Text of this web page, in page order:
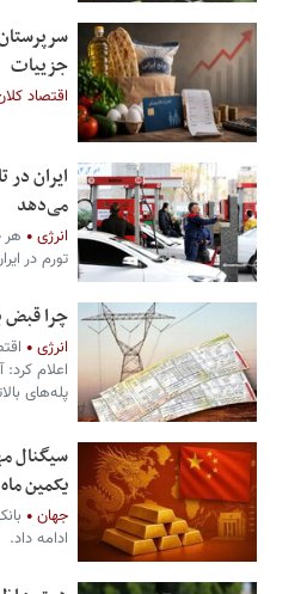
جزییات
اقتصاد
ایران در
می‌دهد
انرژی
هر
تورم در
چرا قبض
انرژی
اعلام
پله‌های
سیگنال‌
یکمین
جهان
ادامه داد.